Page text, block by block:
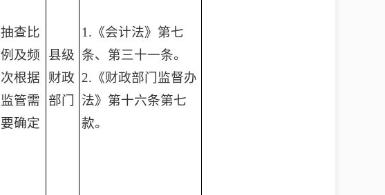
抽查比
例及频
次根据
监管需
要确定
县级
财政
部门
1.《会计法》第七
条、第三十一条。
2.《财政部门监督办
法》第十六条第七
款。